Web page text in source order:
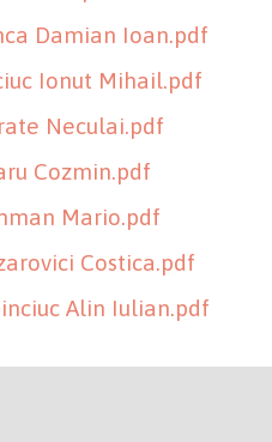
Damian Ioan.pdf
Ionut Mihail.pdf
Neculai.pdf
Cozmin.pdf
Mario.pdf
Costica.pdf
Alin Iulian.pdf